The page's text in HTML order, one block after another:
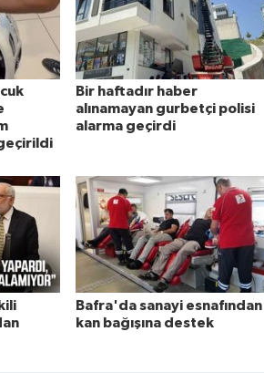
Bir haftadır haber
alınamayan gurbetçi polisi
alarma geçirdi
Bafra'da sanayi esnafından
kan bağışına destek